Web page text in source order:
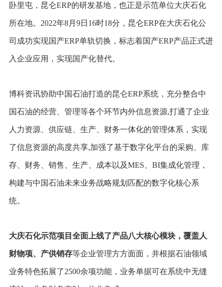
卧里屯，昆仑ERP的研发基地，也正是示范单位大庆石化
所在地。2022年8月9日16时18分，昆仑ERP在大庆石化公
司成功实现国产ERP单轨切换，标志着国产ERP产品正式进
入企业应用，实现国产化替代。
博科资讯协助中国石油打造的昆仑ERP系统，充分整合中
国石油的经营、管理等各个环节内外信息资源,打通了企业
人力资源、供应链、生产、财务一体化的管理体系，实现
了信息资源的高度共享,加强了基于数字化平台的采购、库
存、财务、销售、生产、成本以及MES、BI集成化管理，
构建与中国石油未来业务战略规划匹配的数字化核心系
统。
大庆石化示范项目全面上线了产品八大核心模块，覆盖人
财物项、产供销存等企业管理方方面面，并根据石油领域
业务特色拓展了2500余项功能，业务单据可在系统中无缝